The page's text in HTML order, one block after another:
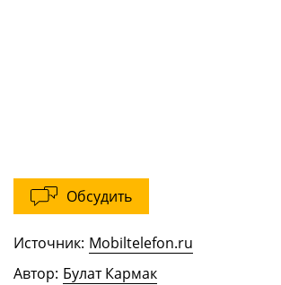
Обсудить
Источник: Mobiltelefon.ru
Автор: Булат Кармак